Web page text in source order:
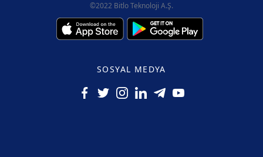
©2022 Bitlo Teknoloji A.Ş.
SOSYAL MEDYA